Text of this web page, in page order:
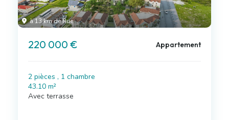
à 13 km de Rue
220 000 € Appartement
2 pièces , 1 chambre
43.10 m²
Avec terrasse